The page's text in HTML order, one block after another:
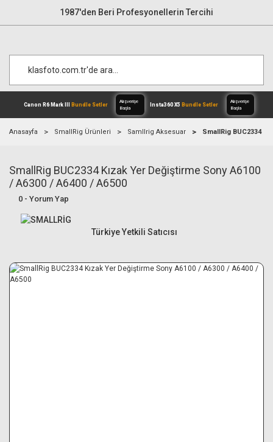
1987'den Beri Profesyonellerin Tercihi
Canon R6 Mark IIIBundle Setler
Alışverişe
Anasayfa SmallRig Ürünleri Samllrig Aksesuar SmallRig BUC2334
SmallRig BUC2334 Kızak Yer Değiştirme Sony A6100
/ A6300 / A6400 / A6500
0 - Yorum Yap
Türkiye Yetkili Satıcısı